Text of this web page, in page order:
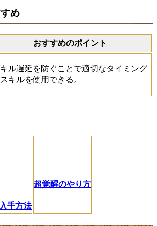
め
おすすめのポイント
ル遅延を防ぐことで適切なタイミング
キルを使用できる。
手方法
超覚醒のやり方